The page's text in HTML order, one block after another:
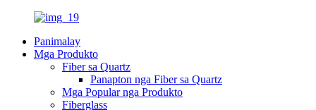
Panimalay
Mga Produkto
Fiber sa Quartz
Panapton nga Fiber sa Quartz
Mga Popular nga Produkto
Fiberglass